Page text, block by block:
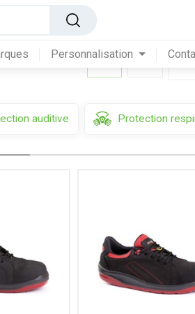
Personnalisation
auditive Protection